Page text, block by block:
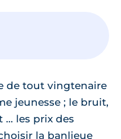
de tout vingtenaire
jeunesse ; le bruit,
… les prix des
la banlieue